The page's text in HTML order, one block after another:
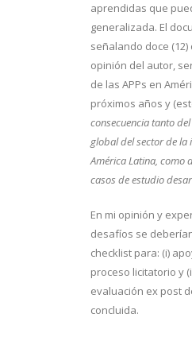
aprendidas que
generalizada. El
señalando doce
opinión del autor,
de las APPs en
próximos años y
consecuencia tanto
global del sector de
América Latina, como
casos de estudio
En mi opinión y
desafíos se
checklist para: (i)
proceso licitatorio y
evaluación ex post
concluida.